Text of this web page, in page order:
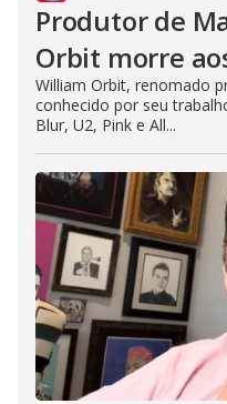
Produtor de
Orbit morre
William Orbit, renomado
conhecido por seu
Blur, U2, Pink e All...